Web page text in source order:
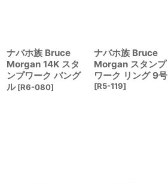
ナバホ族 Bruce
Morgan 14K スタ
ンプワーク バング
ル [R6-080]
ナバホ族 Bruce
Morgan スタンプ
ワーク リング 9号
[R5-119]